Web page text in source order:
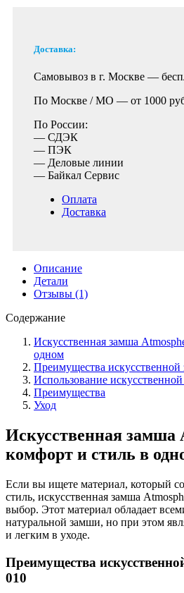
Доставка:
Самовывоз в г. Москве —
По Москве / МО — от 1000
По России:
— СДЭК
— ПЭК
— Деловые линии
— Байкал Сервис
Оплата
Доставка
Описание
Детали
Отзывы (1)
Содержание
Искусственная замша
одном
Преимущества
Использование
Преимущества
Уход
Искусственная замша
комфорт и стиль в
Если вы ищете материал, который
стиль, искусственная замша
выбор. Этот материал обладает
натуральной замши, но при этом
и легким в уходе.
Преимущества
010